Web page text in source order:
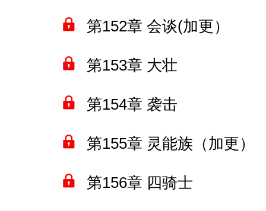
第152章 会谈(加更）
第153章 大壮
第154章 袭击
第155章 灵能族（加更）
第156章 四骑士